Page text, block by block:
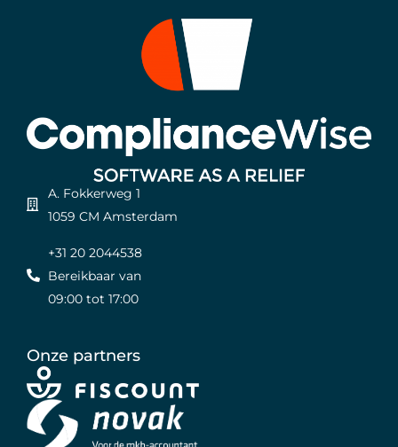
A. Fokkerweg 1
1059 CM Amsterdam
+31 20 2044538
Bereikbaar van
09:00 tot 17:00
Onze partners